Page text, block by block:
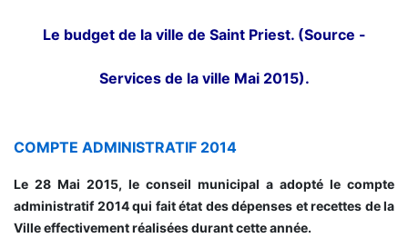
Le budget de la ville de Saint Priest. (Source -
Services de la ville Mai 2015).
COMPTE ADMINISTRATIF 2014
Le 28 Mai 2015, le conseil municipal a adopté le compte
administratif 2014 qui fait état des dépenses et recettes de la
Ville effectivement réalisées durant cette année.